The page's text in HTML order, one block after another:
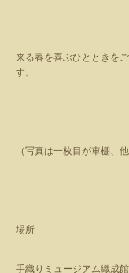
来る春を喜ぶひとときを
す。
（写真は一枚目が車棚、
場所
手織りミュージアム織成館